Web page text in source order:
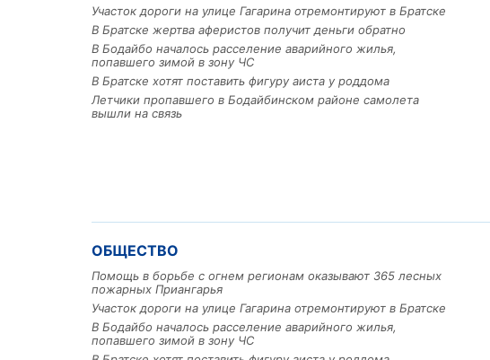
Участок дороги на улице Гагарина отремонтируют в Братске
В Братске жертва аферистов получит деньги обратно
В Бодайбо началось расселение аварийного жилья,
попавшего зимой в зону ЧС
В Братске хотят поставить фигуру аиста у роддома
Летчики пропавшего в Бодайбинском районе самолета
вышли на связь
ОБЩЕСТВО
Помощь в борьбе с огнем регионам оказывают 365 лесных
пожарных Приангарья
Участок дороги на улице Гагарина отремонтируют в Братске
В Бодайбо началось расселение аварийного жилья,
попавшего зимой в зону ЧС